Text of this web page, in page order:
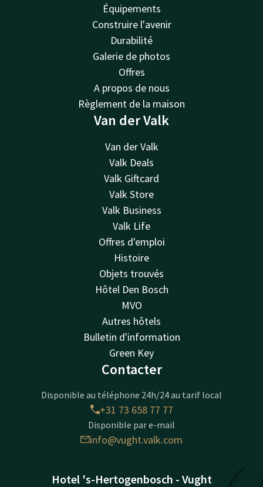
Équipements
Construire l'avenir
Durabilité
Galerie de photos
Offres
A propos de nous
Règlement de la maison
Van der Valk
Van der Valk
Valk Deals
Valk Giftcard
Valk Store
Valk Business
Valk Life
Offres d'emploi
Histoire
Objets trouvés
Hôtel Den Bosch
MVO
Autres hôtels
Bulletin d'information
Green Key
Contacter
Disponible au téléphone 24h/24 au tarif local
+31 73 658 77 77
Disponible par e-mail
info@vught.valk.com
Hotel 's-Hertogenbosch - Vught